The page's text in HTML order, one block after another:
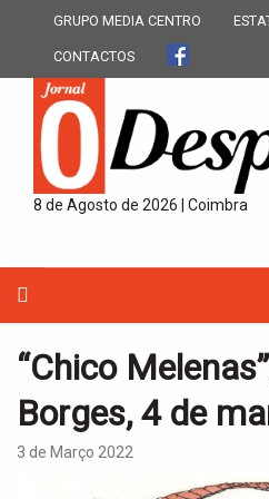
GRUPO MEDIA CENTRO
CONTACTOS
8 de Agosto de 2026 | Coimbra
“Chico
Borges, 4 de
3 de Março 2022